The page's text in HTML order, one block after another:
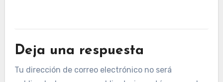
Deja una respuesta
Tu dirección de correo electrónico no será